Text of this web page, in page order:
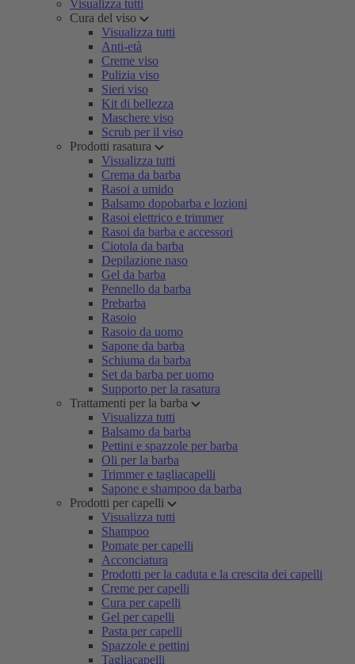
Visualizza tutti
Cura del viso
Visualizza tutti
Anti-età
Creme viso
Pulizia viso
Sieri viso
Kit di bellezza
Maschere viso
Scrub per il viso
Prodotti rasatura
Visualizza tutti
Crema da barba
Rasoi a umido
Balsamo dopobarba e lozioni
Rasoi elettrico e trimmer
Rasoi da barba e accessori
Ciotola da barba
Depilazione naso
Gel da barba
Pennello da barba
Prebarba
Rasoio
Rasoio da uomo
Sapone da barba
Schiuma da barba
Set da barba per uomo
Supporto per la rasatura
Trattamenti per la barba
Visualizza tutti
Balsamo da barba
Pettini e spazzole per barba
Oli per la barba
Trimmer e tagliacapelli
Sapone e shampoo da barba
Prodotti per capelli
Visualizza tutti
Shampoo
Pomate per capelli
Acconciatura
Prodotti per la caduta e la crescita dei capelli
Creme per capelli
Cura per capelli
Gel per capelli
Pasta per capelli
Spazzole e pettini
Tagliacapelli